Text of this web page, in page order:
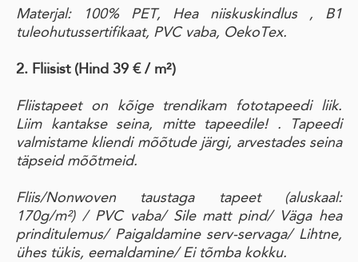
Materjal: 100% PET, Hea niiskuskindlus , B1
tuleohutussertifikaat, PVC vaba, OekoTex.
2. Fliisist (Hind 39 € / m²)
Fliistapeet on kõige trendikam fototapeedi liik.
Liim kantakse seina, mitte tapeedile! . Tapeedi
valmistame kliendi mõõtude järgi, arvestades seina
täpseid mõõtmeid.
Fliis/Nonwoven taustaga tapeet
(aluskaal:
170g/m²)/ PVC vaba/ Sile matt pind/ Väga hea
prinditulemus/Paigaldamine serv-servaga/ Lihtne,
ühes tükis, eemaldamine/ Ei tõmba kokku.